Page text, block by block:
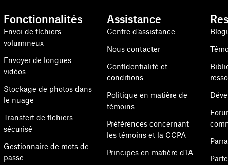
Fonctionnalités
Envoi de fichiers
volumineux
Envoyer de longues
vidéos
Stockage de photos dans
le nuage
Transfert de fichiers
sécurisé
Gestionnaire de mots de
passe
Assistance
Centre d’assistance
Nous contacter
Confidentialité et
conditions
Politique en matière de
témoins
Préférences concernant
les témoins et la CCPA
Principes en matière d’IA